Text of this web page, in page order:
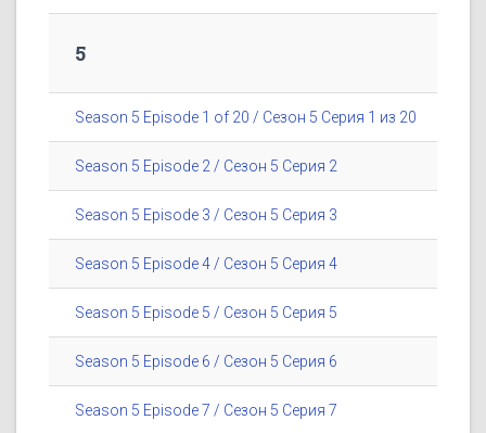
5
Season 5 Episode 1 of 20 / Сезон 5 Серия 1 из 20
Season 5 Episode 2 / Сезон 5 Серия 2
Season 5 Episode 3 / Сезон 5 Серия 3
Season 5 Episode 4 / Сезон 5 Серия 4
Season 5 Episode 5 / Сезон 5 Серия 5
Season 5 Episode 6 / Сезон 5 Серия 6
Season 5 Episode 7 / Сезон 5 Серия 7